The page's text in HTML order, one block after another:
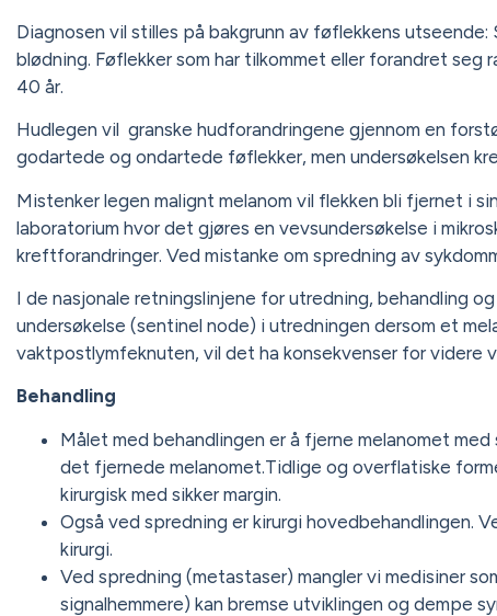
Diagnosen vil stilles på bakgrunn av føflekkens
blødning. Føflekker som har tilkommet eller forandret
40 år.
Hudlegen vil granske hudforandringene gjennom en
godartede og ondartede føflekker, men undersøkelsen
Mistenker legen malignt melanom vil flekken bli fjernet i
laboratorium hvor det gjøres en vevsundersøkelse i
kreftforandringer. Ved mistanke om spredning av
I de nasjonale retningslinjene for utredning, behandling
undersøkelse (sentinel node) i utredningen dersom et
vaktpostlymfeknuten, vil det ha konsekvenser for videre
Behandling
Målet med behandlingen er å fjerne melanomet
det fjernede melanomet.Tidlige og overflatiske
kirurgisk med sikker margin.
Også ved spredning er kirurgi hovedbehandlingen.
kirurgi.
Ved spredning (metastaser) mangler vi medisiner
signalhemmere) kan bremse utviklingen og dempe